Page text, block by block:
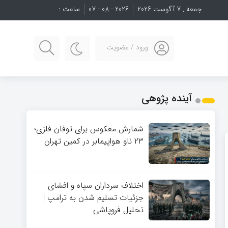
جمعه , 7 آگوست 2026 2026 - 08 - 07 ساعت :
ورود / عضویت
آینده پژوهی
شمارش معکوس برای توفان فلزی؛
۲۳ ناو هواپیمابر در کمین تهران
اختلاف سرداران سپاه و افشای
جزئیات تسلیم شدن به ترامپ |
تحلیل فروپاشی